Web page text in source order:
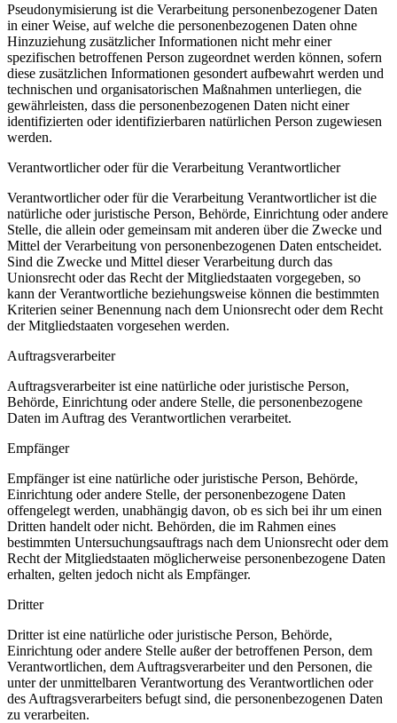
Pseudonymisierung ist die Verarbeitung personenbezogener Daten
in einer Weise, auf welche die personenbezogenen Daten ohne
Hinzuziehung zusätzlicher Informationen nicht mehr einer
spezifischen betroffenen Person zugeordnet werden können, sofern
diese zusätzlichen Informationen gesondert aufbewahrt werden und
technischen und organisatorischen Maßnahmen unterliegen, die
gewährleisten, dass die personenbezogenen Daten nicht einer
identifizierten oder identifizierbaren natürlichen Person zugewiesen
werden.
Verantwortlicher oder für die Verarbeitung Verantwortlicher
Verantwortlicher oder für die Verarbeitung Verantwortlicher ist die
natürliche oder juristische Person, Behörde, Einrichtung oder andere
Stelle, die allein oder gemeinsam mit anderen über die Zwecke und
Mittel der Verarbeitung von personenbezogenen Daten entscheidet.
Sind die Zwecke und Mittel dieser Verarbeitung durch das
Unionsrecht oder das Recht der Mitgliedstaaten vorgegeben, so
kann der Verantwortliche beziehungsweise können die bestimmten
Kriterien seiner Benennung nach dem Unionsrecht oder dem Recht
der Mitgliedstaaten vorgesehen werden.
Auftragsverarbeiter
Auftragsverarbeiter ist eine natürliche oder juristische Person,
Behörde, Einrichtung oder andere Stelle, die personenbezogene
Daten im Auftrag des Verantwortlichen verarbeitet.
Empfänger
Empfänger ist eine natürliche oder juristische Person, Behörde,
Einrichtung oder andere Stelle, der personenbezogene Daten
offengelegt werden, unabhängig davon, ob es sich bei ihr um einen
Dritten handelt oder nicht. Behörden, die im Rahmen eines
bestimmten Untersuchungsauftrags nach dem Unionsrecht oder dem
Recht der Mitgliedstaaten möglicherweise personenbezogene Daten
erhalten, gelten jedoch nicht als Empfänger.
Dritter
Dritter ist eine natürliche oder juristische Person, Behörde,
Einrichtung oder andere Stelle außer der betroffenen Person, dem
Verantwortlichen, dem Auftragsverarbeiter und den Personen, die
unter der unmittelbaren Verantwortung des Verantwortlichen oder
des Auftragsverarbeiters befugt sind, die personenbezogenen Daten
zu verarbeiten.